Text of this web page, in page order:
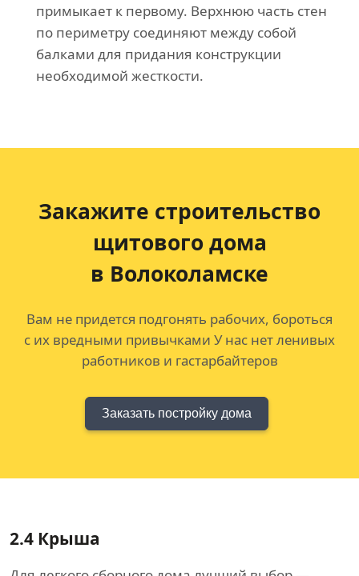
примыкает к первому. Верхнюю часть стен
по периметру соединяют между собой
балками для придания конструкции
необходимой жесткости.
Закажите строительство
щитового дома
в Волоколамске
Вам не придется подгонять рабочих, бороться
с их вредными привычками У нас нет ленивых
работников и гастарбайтеров
Заказать постройку дома
2.4 Крыша